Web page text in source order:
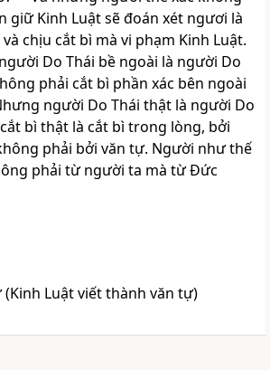
giữ Kinh Luật sẽ đoán xét ngươi là
và chịu cắt bì mà vi phạm Kinh Luật.
Do Thái bề ngoài là người Do
phải cắt bì phần xác bên ngoài
người Do Thái thật là người Do
bì thật là cắt bì trong lòng, bởi
phải bởi văn tự. Người như thế
phải từ người ta mà từ Đức
(Kinh Luật viết thành văn tự)